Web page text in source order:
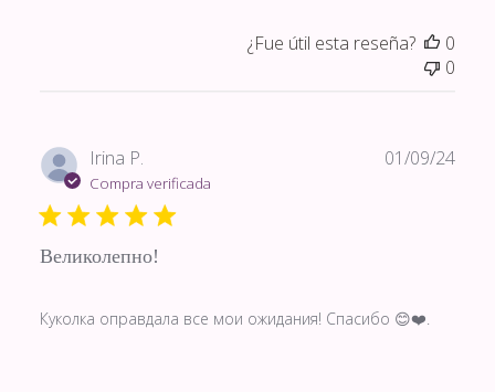
¿Fue útil esta reseña?
0
0
Irina P.
Compra verificada
Великолепно!
Куколка оправдала все мои ожидания! Спасибо 😊❤️.
01/09/24